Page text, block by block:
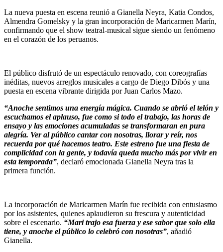
La nueva puesta en escena reunió a Gianella Neyra, Katia Condos,
Almendra Gomelsky y la gran incorporación de Maricarmen Marín,
confirmando que el show teatral-musical sigue siendo un fenómeno
en el corazón de los peruanos.
El público disfrutó de un espectáculo renovado, con coreografías
inéditas, nuevos arreglos musicales a cargo de Diego Dibós y una
puesta en escena vibrante dirigida por Juan Carlos Mazo.
“Anoche sentimos una energía mágica. Cuando se abrió el telón y
escuchamos el aplauso, fue como si todo el trabajo, las horas de
ensayo y las emociones acumuladas se transformaran en pura
alegría. Ver al público cantar con nosotras, llorar y reír, nos
recuerda por qué hacemos teatro. Este estreno fue una fiesta de
complicidad con la gente, y todavía queda mucho más por vivir en
esta temporada”, declaró emocionada Gianella Neyra tras la
primera función.
La incorporación de Maricarmen Marín fue recibida con entusiasmo
por los asistentes, quienes aplaudieron su frescura y autenticidad
sobre el escenario. “Mari trajo esa fuerza y ese sabor que solo ella
tiene, y anoche el público lo celebró con nosotras”, añadió
Gianella.